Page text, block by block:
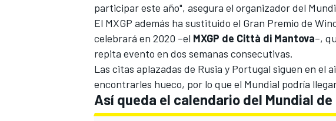
participar este año", asegura el organizador del
El MXGP además ha sustituido el Gran Premio de
celebrará en 2020 –el MXGP de Città di Mantova–,
repita evento en dos semanas consecutivas.
Las citas aplazadas de Rusia y Portugal siguen en el
encontrarles hueco, por lo que el Mundial podría
Así queda el calendario del Mundial